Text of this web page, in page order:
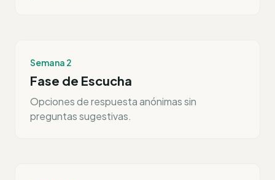
Semana 2
Fase de Escucha
Opciones de respuesta anónimas sin
preguntas sugestivas.